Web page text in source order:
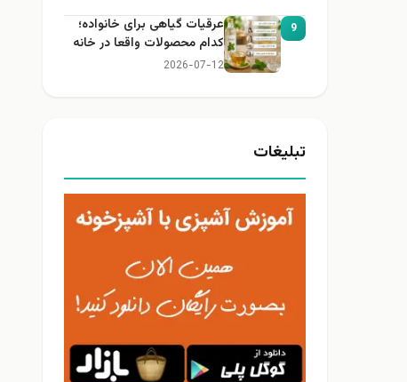
9
عرقیات گیاهی برای خانواده؛
کدام محصولات واقعا در خانه
کاربرد دارند؟
2026-07-12
تبلیغات